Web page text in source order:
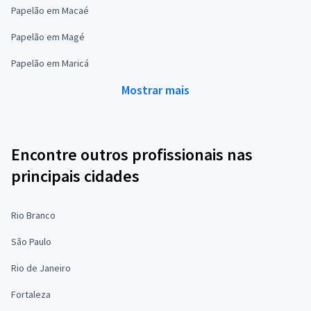
Papelão em Macaé
Papelão em Magé
Papelão em Maricá
Mostrar mais
Encontre outros profissionais nas
principais cidades
Rio Branco
São Paulo
Rio de Janeiro
Fortaleza